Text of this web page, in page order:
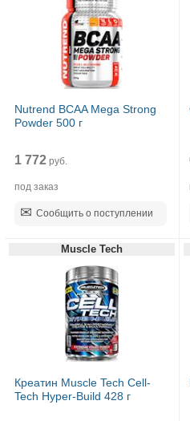
Nutrend BCAA Mega Strong
Powder 500 г
1 772руб.
под заказ
Сообщить о поступлении
Muscle Tech
Креатин Muscle Tech Cell-
Tech Hyper-Build 428 г